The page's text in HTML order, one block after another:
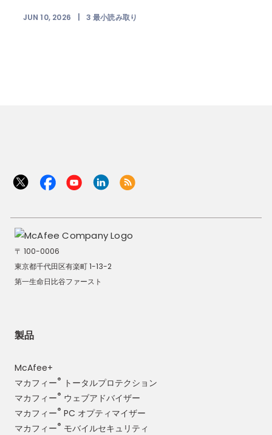
JUN 10, 2026 3 最小読み取り
〒 100-0006
東京都千代田区有楽町 1-13-2
第一生命日比谷ファースト
製品
McAfee+
マカフィー®
トータルプロテクション
マカフィー® ウェブアドバイザー
マカフィー® PC オプティマイザー
マカフィー® モバイルセキュリティ